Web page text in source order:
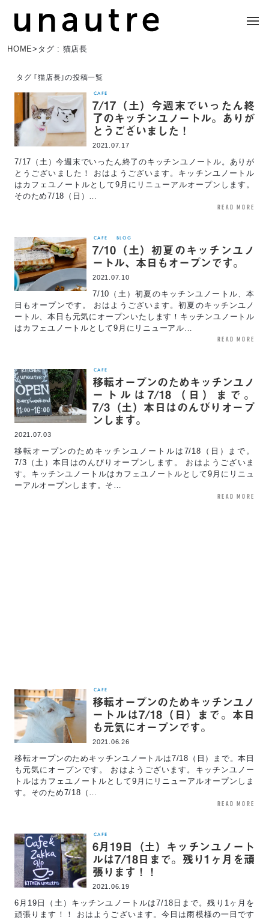
HOME> タグ : 猫店長
タグ ｢猫店長｣の投稿一覧
CAFE
7/17（土）今週末でいったん終
了のキッチンユノートル。ありが
とうございました！
2021.07.17
7/17（土）今週末でいったん終了のキッチンユノートル。ありが
とうございました！ おはようございます。キッチンユノートル
はカフェユノートルとして9月にリニューアルオープンします。
そのため7/18（日）…
read more
CAFE BLOG
7/10（土）初夏のキッチンユノ
ートル、本日もオープンです。
2021.07.10
7/10（土）初夏のキッチンユノートル、本
日もオープンです。 おはようございます。初夏のキッチンユノ
ートル、本日も元気にオープンいたします！キッチンユノートル
はカフェユノートルとして9月にリニューアル…
read more
CAFE
移転オープンのためキッチンユノ
ートルは7/18（日）まで。
7/3（土）本日はのんびりオープ
ンします。
2021.07.03
移転オープンのためキッチンユノートルは7/18（日）まで。
7/3（土）本日はのんびりオープンします。 おはようございま
す。キッチンユノートルはカフェユノートルとして9月にリニュ
ーアルオープンします。そ…
read more
CAFE
移転オープンのためキッチンユノ
ートルは7/18（日）まで。本日
も元気にオープンです。
2021.06.26
移転オープンのためキッチンユノートルは7/18（日）まで。本日
も元気にオープンです。 おはようございます。キッチンユノー
トルはカフェユノートルとして9月にリニューアルオープンしま
す。そのため7/18（…
read more
CAFE
6月19日（土）キッチンユノート
ルは7/18日まで。残り1ヶ月を頑
張ります！！
2021.06.19
6月19日（土）キッチンユノートルは7/18日まで。残り1ヶ月を
頑張ります！！ おはようございます。今日は雨模様の一日です